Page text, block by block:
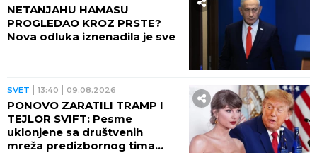
NETANJAHU HAMASU
PROGLEDAO KROZ PRSTE?
Nova odluka iznenadila je sve
SVET 13:40 09.08.2026
PONOVO ZARATILI TRAMP I
TEJLOR SVIFT: Pesme
uklonjene sa društvenih
mreža predizbornog tima